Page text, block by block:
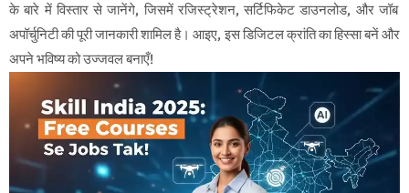
के बारे में विस्तार से जानेंगे, जिसमें रजिस्ट्रेशन, सर्टिफिकेट डाउनलोड, और जॉब
अपॉर्चुनिटी की पूरी जानकारी शामिल है। आइए, इस डिजिटल क्रांति का हिस्सा बनें और
अपने भविष्य को उज्जवल बनाएँ!